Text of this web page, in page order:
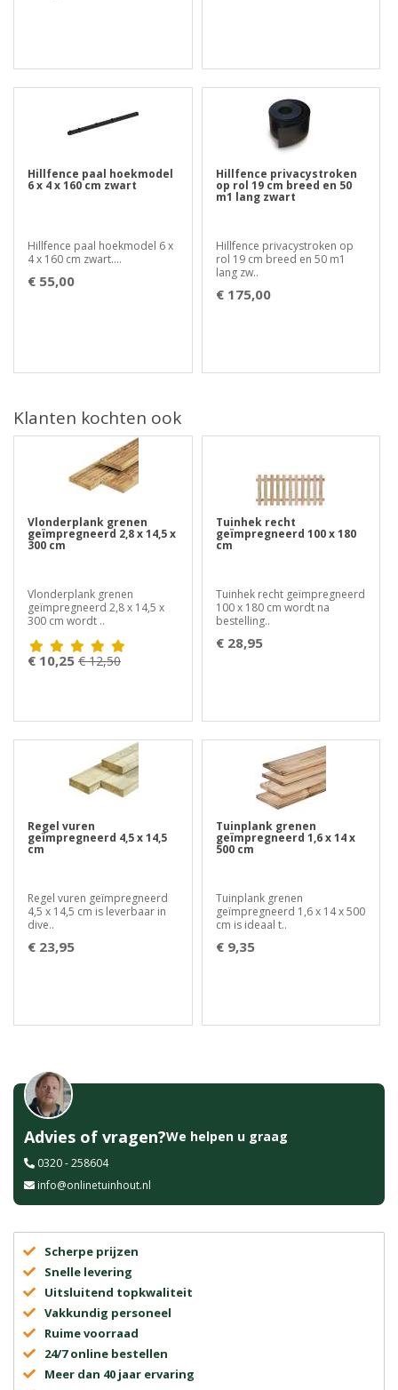
Hillfence paal hoekmodel
6 x 4 x 160 cm zwart
Hillfence paal hoekmodel 6 x
4 x 160 cm zwart....
€ 55,00
Hillfence privacystroken
op rol 19 cm breed en 50
m1 lang zwart
Hillfence privacystroken op
rol 19 cm breed en 50 m1
lang zw..
€ 175,00
Klanten kochten ook
Vlonderplank grenen
geïmpregneerd 2,8 x 14,5 x
300 cm
Vlonderplank grenen
geïmpregneerd 2,8 x 14,5 x
300 cm wordt ..
€ 10,25 € 12,50
Tuinhek recht
geïmpregneerd 100 x 180
cm
Tuinhek recht geïmpregneerd
100 x 180 cm wordt na
bestelling..
€ 28,95
Regel vuren
geïmpregneerd 4,5 x 14,5
cm
Regel vuren geïmpregneerd
4,5 x 14,5 cm is leverbaar in
dive..
€ 23,95
Tuinplank grenen
geïmpregneerd 1,6 x 14 x
500 cm
Tuinplank grenen
geïmpregneerd 1,6 x 14 x 500
cm is ideaal t..
€ 9,35
Advies of vragen?We helpen u graag
0320 - 258604
info@onlinetuinhout.nl
Scherpe prijzen
Snelle levering
Uitsluitend topkwaliteit
Vakkundig personeel
Ruime voorraad
24/7 online bestellen
Meer dan 40 jaar ervaring